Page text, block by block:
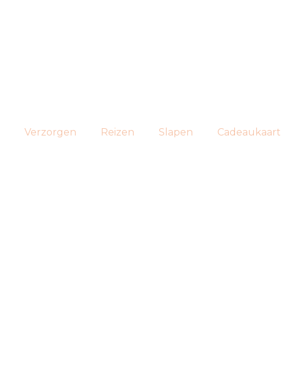
Verzorgen Reizen Slapen Cadeaukaart